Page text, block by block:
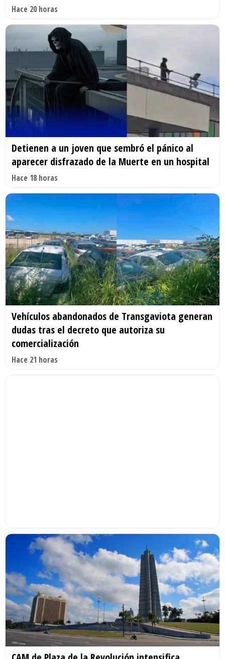
Hace 20 horas
Detienen a un joven que sembró el pánico al
aparecer disfrazado de la Muerte en un hospital
Hace 18 horas
Vehículos abandonados de Transgaviota generan
dudas tras el decreto que autoriza su
comercialización
Hace 21 horas